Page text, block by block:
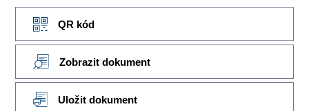
QR kód
Zobrazit dokument
Uložit dokument